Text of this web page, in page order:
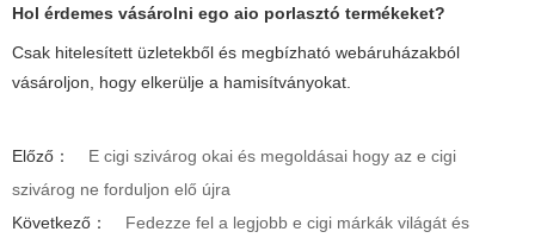
Hol érdemes vásárolni ego aio porlasztó termékeket?
Csak hitelesített üzletekből és megbízható webáruházakból
vásároljon, hogy elkerülje a hamisítványokat.
Előző：
E cigi szivárog okai és megoldásai hogy az e cigi
szivárog ne forduljon elő újra
Következő：
Fedezze fel a legjobb e cigi márkák világát és